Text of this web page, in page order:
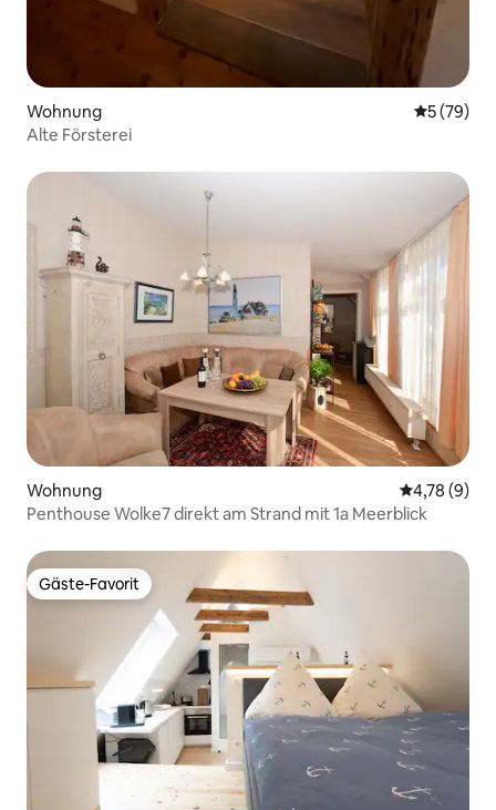
Wohnung
5 (79)
Alte Försterei
Wohnung
4,78 (9)
Penthouse Wolke7 direkt am Strand mit 1a Meerblick
Gäste-Favorit
Gäste-Favorit